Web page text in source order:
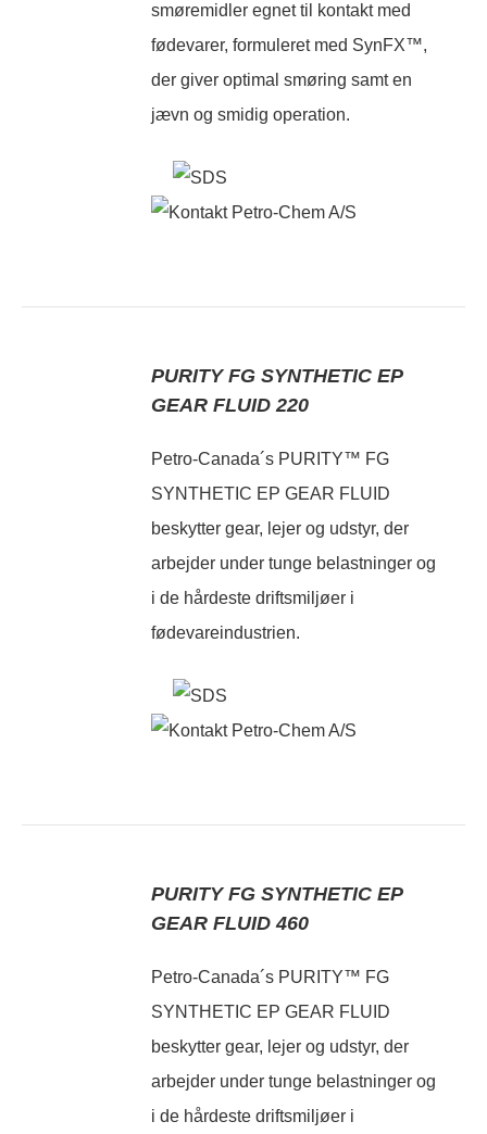
smøremidler egnet til kontakt med
fødevarer, formuleret med SynFX™,
der giver optimal smøring samt en
jævn og smidig operation.
PURITY FG SYNTHETIC EP
GEAR FLUID 220
Petro-Canada´s PURITY™ FG
SYNTHETIC EP GEAR FLUID
beskytter gear, lejer og udstyr, der
arbejder under tunge belastninger og
i de hårdeste driftsmiljøer i
fødevareindustrien.
PURITY FG SYNTHETIC EP
GEAR FLUID 460
Petro-Canada´s PURITY™ FG
SYNTHETIC EP GEAR FLUID
beskytter gear, lejer og udstyr, der
arbejder under tunge belastninger og
i de hårdeste driftsmiljøer i